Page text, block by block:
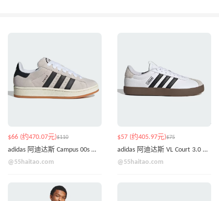
$66 (约470.07元)$110
adidas 阿迪达斯 Campus 00s 运动鞋
@55haitao.com
$57 (约405.97元)$75
adidas 阿迪达斯 VL Court 3.0 运动鞋
@55haitao.com